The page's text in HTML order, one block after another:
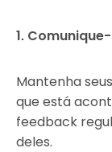
1.
Mantenha
que está
feedback
deles.